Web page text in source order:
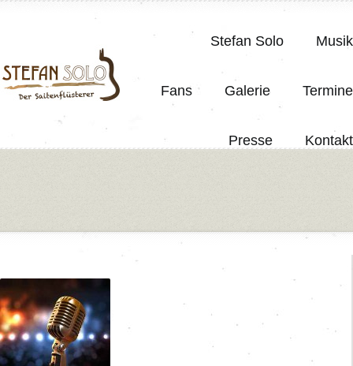
Stefan Solo Musik
Fans Galerie Termine
Presse Kontakt